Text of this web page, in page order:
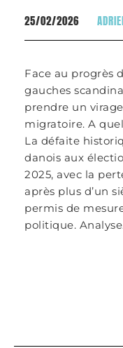
25/02/2026
Face au progrès
gauches
prendre un
migratoire. A
La défaite
danois aux
2025, avec la
après plus d’un
permis de
politique.